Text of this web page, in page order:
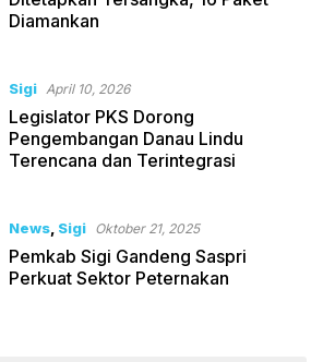
Diamankan
Sigi April 10, 2026
Legislator PKS Dorong
Pengembangan Danau Lindu
Terencana dan Terintegrasi
News, Sigi Oktober 21, 2025
Pemkab Sigi Gandeng Saspri
Perkuat Sektor Peternakan